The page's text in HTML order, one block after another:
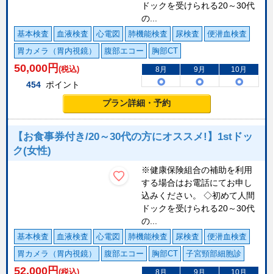
ドックを受けられる20～30代
の...
基本検査 血液検査 心電図 肺機能検査 尿検査
便潜血検査
胃カメラ（胃内視鏡）
腹部エコー 胸部CT
50,000 円 (税込)
454 ポイント
8月 9月 10月
プラン詳細・予約
【お食事券付き/20～30代の方にオススメ!】1stドッ
ク(女性)
※健康保険組合の補助を利用
する場合はお電話にてお申し
込みください。 ◇初めて人間
ドックを受けられる20～30代
の...
基本検査 血液検査 心電図 肺機能検査 尿検査
便潜血検査
胃カメラ（胃内視鏡）
腹部エコー 胸部CT 子宮頸部細胞診
52,000 円 (税込)